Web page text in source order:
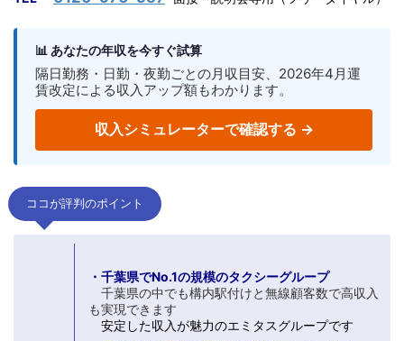
📊 あなたの年収を今すぐ試算
隔日勤務・日勤・夜勤ごとの月収目安、2026年4月運
賃改定による収入アップ額もわかります。
収入シミュレーターで確認する →
ココが評判のポイント
・千葉県でNo.1の規模のタクシーグループ
千葉県の中でも構内駅付けと無線顧客数で高収入
も実現できます
安定した収入が魅力のエミタスグループです